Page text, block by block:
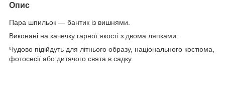
Опис
Пара шпильок — бантик із вишнями.
Виконані на качечку гарної якості з двома ляпками.
Чудово підійдуть для літнього образу, національного костюма,
фотосесії або дитячого свята в садку.